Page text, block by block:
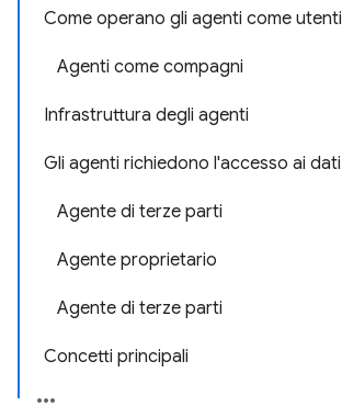
Come operano gli agenti come utenti
Agenti come compagni
Infrastruttura degli agenti
Gli agenti richiedono l'accesso ai dati
Agente di terze parti
Agente proprietario
Agente di terze parti
Concetti principali